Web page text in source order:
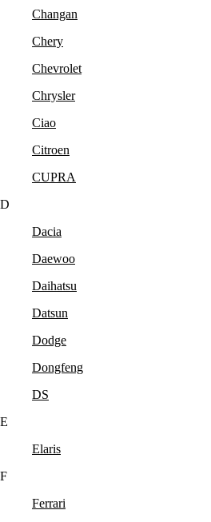
Changan
Chery
Chevrolet
Chrysler
Ciao
Citroen
CUPRA
D
Dacia
Daewoo
Daihatsu
Datsun
Dodge
Dongfeng
DS
E
Elaris
F
Ferrari